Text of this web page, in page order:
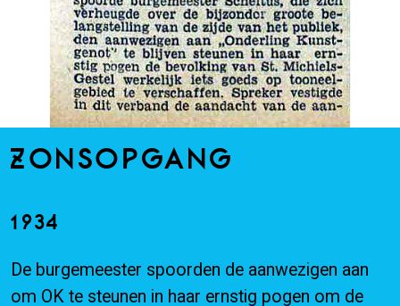
ZONSOPGANG
1934
De burgemeester spoorden de aanwezigen aan
om OK te steunen in haar ernstig pogen om de